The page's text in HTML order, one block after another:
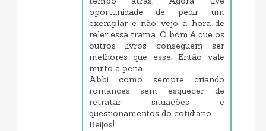
oportunidade de pedir um
exemplar e não vejo a hora de
reler essa trama. O bom é que os
outros livros conseguem ser
melhores que esse. Então vale
muito a pena.
Abbi como sempre criando
romances sem esquecer de
retratar situações e
questionamentos do cotidiano.
Beijos!